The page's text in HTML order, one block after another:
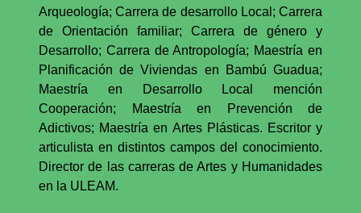
Arqueología; Carrera de desarrollo Local; Carrera
de Orientación familiar; Carrera de género y
Desarrollo; Carrera de Antropología; Maestría en
Planificación de Viviendas en Bambú Guadua;
Maestría en Desarrollo Local mención
Cooperación; Maestría en Prevención de
Adictivos; Maestría en Artes Plásticas. Escritor y
articulista en distintos campos del conocimiento.
Director de las carreras de Artes y Humanidades
en la ULEAM.